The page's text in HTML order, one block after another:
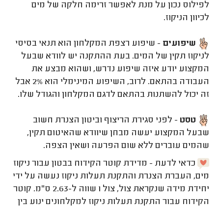
לפילוס נכון על מנת לאפשר זרימה חלקה של מים
לכיוון הניקוז.
שיפועים - שיפוע רצפת המקלחון הוא תנאי בסיסי
לניקוז תקין של המים. בעת ההתקנה יש לוודא שבעל
המקצוע יודע איזה שיפוע נדרש, ושהוא מבצע את
העבודה בהתאם. לרוב, השיפוע המינימלי הוא 2% אבל
זה יכול להשתנות בהתאם לדגם המקלחון והגודל שלו.
טסט - לפני סגירת הריצוף וביטון הצנרת חשוב
שבעל המקצוע יעשה מבחן שיוודא שהאיטום תקין,
שהמים עוברים ללא שום הפרעה ושאין הצפה.
כדאי לדעת - מדידת קוטר הקידוח בבטון עבור ניקוז
מים, העברת הצנרת והתקנת תעלות ניקוז נעשה על ידי
יחידת מידה שנקראת צול, צול 1 שווה ל-2.63 ס"מ. קוטר
הקידוח עבור התקנת תעלות ניקוז למקלחונים ינוע בין